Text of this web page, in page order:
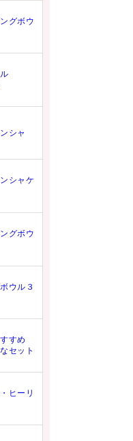
グボウ
シャ
シャケ
グボウ
ウル３
すめ
セット
ヒーリ